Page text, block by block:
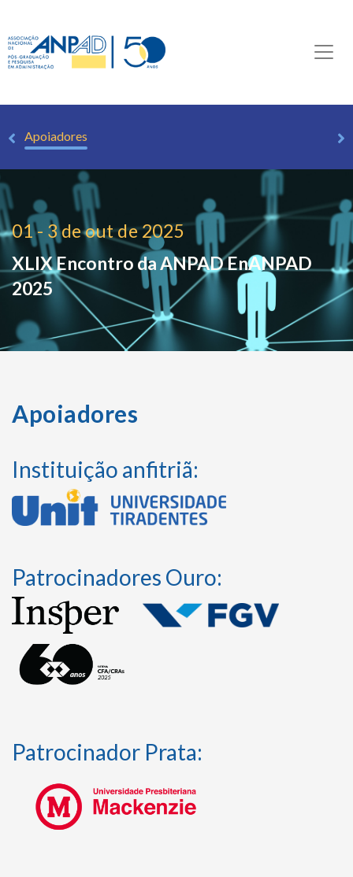
Apoiadores
01 - 3 de out de 2025
XLIX Encontro da ANPADEnANPAD
2025
Apoiadores
Instituição anfitriã:
Patrocinadores Ouro:
Patrocinador Prata: